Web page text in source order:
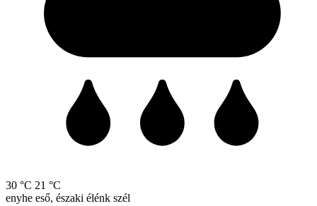
30 °C 21 °C
enyhe eső, északi élénk szél